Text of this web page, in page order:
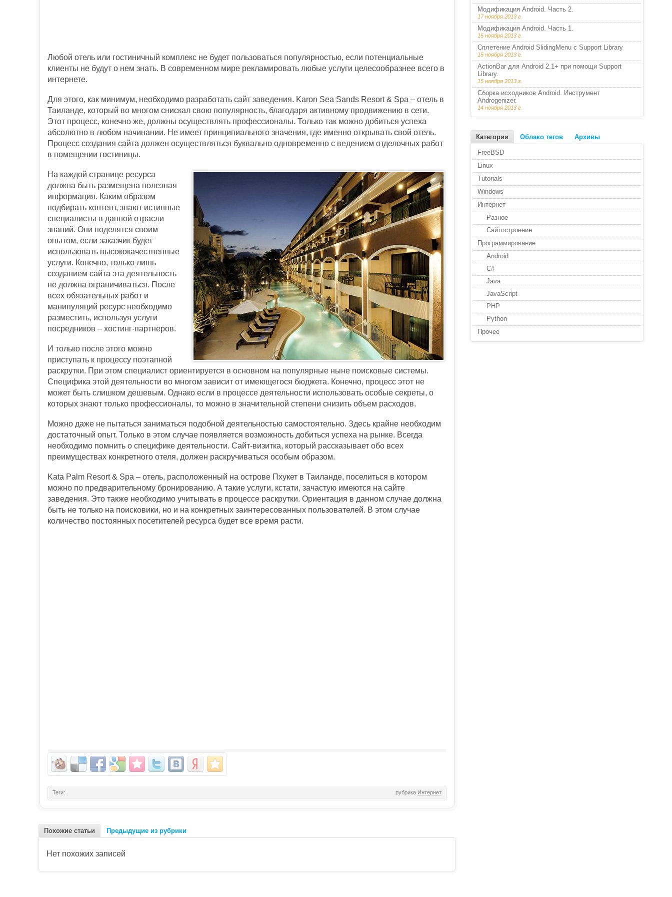
Любой отель или гостиничный комплекс не будет пользоваться популярностью, если потенциальные
клиенты не будут о нем знать. В современном мире рекламировать любые услуги целесообразнее всего в
интернете.
Для этого, как минимум, необходимо разработать сайт заведения. Karon Sea Sands Resort & Spa – отель в
Таиланде, который во многом снискал свою популярность, благодаря активному продвижению в сети.
Этот процесс, конечно же, должны осуществлять профессионалы. Только так можно добиться успеха
абсолютно в любом начинании. Не имеет принципиального значения, где именно открывать свой отель.
Процесс создания сайта должен осуществляться буквально одновременно с ведением отделочных работ
в помещении гостиницы.
На каждой странице ресурса
должна быть размещена полезная
информация. Каким образом
подбирать контент, знают истинные
специалисты в данной отрасли
знаний. Они поделятся своим
опытом, если заказчик будет
использовать высококачественные
услуги. Конечно, только лишь
созданием сайта эта деятельность
не должна ограничиваться. После
всех обязательных работ и
манипуляций ресурс необходимо
разместить, используя услуги
посредников – хостинг-партнеров.
И только после этого можно
приступать к процессу поэтапной
раскрутки. При этом специалист ориентируется в основном на популярные ныне поисковые системы.
Специфика этой деятельности во многом зависит от имеющегося бюджета. Конечно, процесс этот не
может быть слишком дешевым. Однако если в процессе деятельности использовать особые секреты, о
которых знают только профессионалы, то можно в значительной степени снизить объем расходов.
Можно даже не пытаться заниматься подобной деятельностью самостоятельно. Здесь крайне необходим
достаточный опыт. Только в этом случае появляется возможность добиться успеха на рынке. Всегда
необходимо помнить о специфике деятельности. Сайт-визитка, который рассказывает обо всех
преимуществах конкретного отеля, должен раскручиваться особым образом.
Kata Palm Resort & Spa – отель, расположенный на острове Пхукет в Таиланде, поселиться в котором
можно по предварительному бронированию. А такие услуги, кстати, зачастую имеются на сайте
заведения. Это также необходимо учитывать в процессе раскрутки. Ориентация в данном случае должна
быть не только на поисковики, но и на конкретных заинтересованных пользователей. В этом случае
количество постоянных посетителей ресурса будет все время расти.
Теги: рубрика Интернет
Похожие статьи Предыдущие из рубрики
Нет похожих записей
Модификация Android. Часть 2.
17 ноября 2013 г.
Модификация Android. Часть 1.
15 ноября 2013 г.
Сплетение Android SlidingMenu с Support Library
15 ноября 2013 г.
ActionBar для Android 2.1+ при помощи Support
Library.
15 ноября 2013 г.
Сборка исходников Android. Инструмент
Androgenizer.
14 ноября 2013 г.
Категории Облако тегов Архивы
FreeBSD
Linux
Tutorials
Windows
Интернет
Разное
Сайтостроение
Программирование
Android
C#
Java
JavaScript
PHP
Python
Прочее